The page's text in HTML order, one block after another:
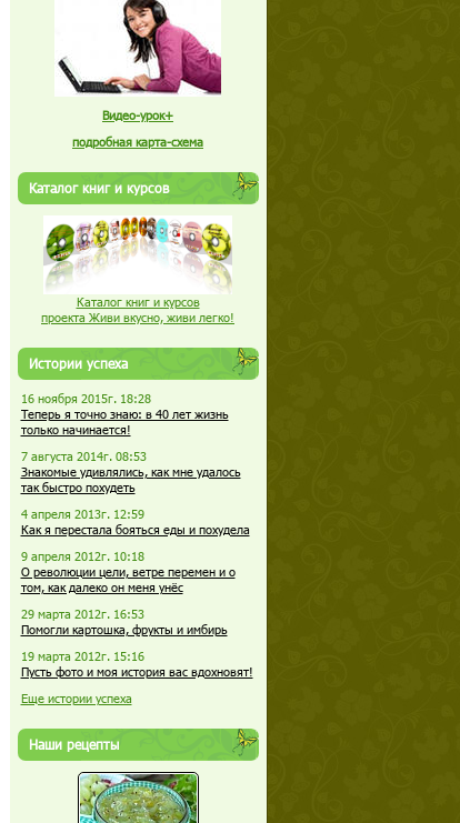
Видео-урок+
подробная карта-схема
Каталог книг и курсов
Каталог книг и курсов
проекта Живи вкусно, живи легко!
Истории успеха
16 ноября 2015г. 18:28
Теперь я точно знаю: в 40 лет жизнь
только начинается!
7 августа 2014г. 08:53
Знакомые удивлялись, как мне удалось
так быстро похудеть
4 апреля 2013г. 12:59
Как я перестала бояться еды и похудела
9 апреля 2012г. 10:18
О революции цели, ветре перемен и о
том, как далеко он меня унёс
29 марта 2012г. 16:53
Помогли картошка, фрукты и имбирь
19 марта 2012г. 15:16
Пусть фото и моя история вас вдохновят!
Еще истории успеха
Наши рецепты